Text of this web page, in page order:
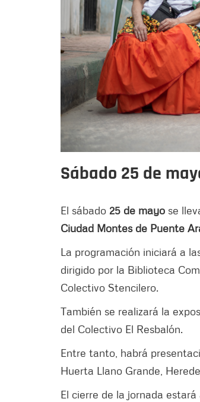
Sábado 25 de
El sábado 25 de mayo se
Ciudad Montes de Puente
La programación iniciará a
dirigido por la Biblioteca
Colectivo Stencilero.
También se realizará la
del Colectivo El Resbalón.
Entre tanto, habrá
Huerta Llano Grande,
El cierre de la jornada